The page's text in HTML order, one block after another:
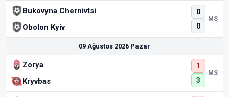
Bukovyna Chernivtsi
Obolon Kyiv
0
0
MS
09 Ağustos 2026 Pazar
Zorya
Kryvbas
1
3
MS